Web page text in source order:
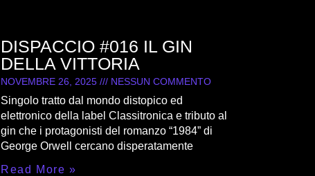
DISPACCIO #016 IL GIN
DELLA VITTORIA
NOVEMBRE 26, 2025 NESSUN COMMENTO
Singolo tratto dal mondo distopico ed
elettronico della label Classitronica e tributo al
gin che i protagonisti del romanzo “1984” di
George Orwell cercano disperatamente
Read More »